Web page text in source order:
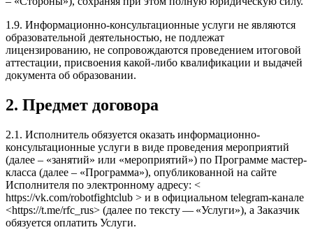
1.9. Информационно-​консультационные услуги не являются
образовательной деятельностью, не подлежат
лицензированию, не сопровождаются проведением итоговой
аттестации, присвоения какой-​либо квалификации и выдачей
документа об образовании.
2. Предмет договора
2.1. Исполнитель обязуется оказать информационно-​
консультационные услуги в виде проведения мероприятий
(далее – «занятий» или «мероприятий») по Программе мастер-​
класса (далее – «Программа»), опубликованной на сайте
Исполнителя по электронному адресу: <
https://vk.com/robotfightclub > и в официальном telegram-​канале
<https://t.me/rfc_rus> (далее по тексту — «Услуги»), а Заказчик
обязуется оплатить Услуги.